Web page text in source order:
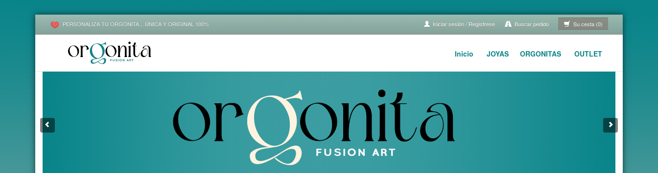
PERSONALIZA TU ORGONITA... ÚNICA Y ORIGINAL 100% Iniciar sesión / Regístrese Buscar pedido Su cesta (0)
Inicio JOYAS ORGONITAS OUTLET